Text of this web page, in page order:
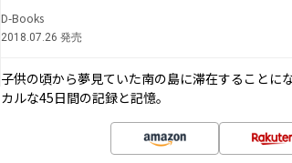
D-Books
2018.07.26 発売
子供の頃から夢見ていた南の島に滞在することに
カルな45日間の記録と記憶。